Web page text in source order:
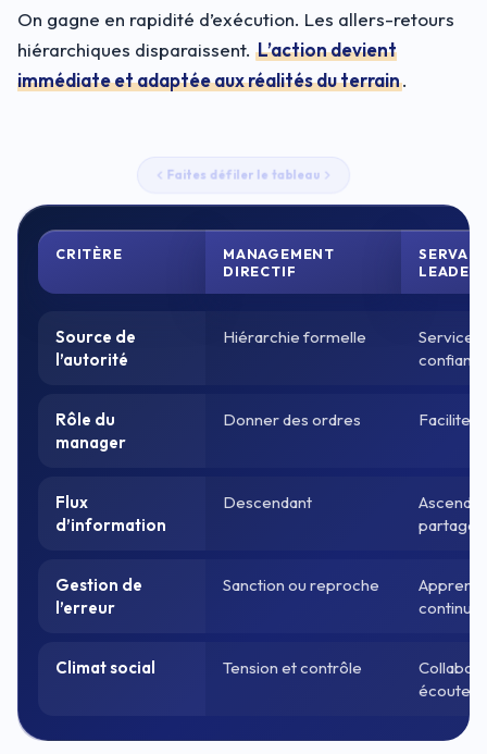
On gagne en rapidité d’exécution. Les allers-retours
hiérarchiques disparaissent. L’action devient
immédiate et adaptée aux réalités du terrain.
Faites défiler le tableau
CRITÈRE
MANAGEMENT
DIRECTIF
Source de
l’autorité
Hiérarchie formelle
Service
Rôle du
manager
Donner des ordres Faciliter
Flux
d’information
Descendant
partagé
Gestion de
l’erreur
Sanction ou reproche
continu
Climat social Tension et contrôle
écoute